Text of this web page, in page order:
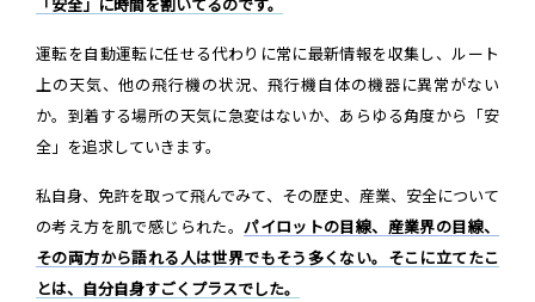
「安全」に時間を割いてるのです。
運転を自動運転に任せる代わりに常に最新情報を収集し、ルート
上の天気、他の飛行機の状況、飛行機自体の機器に異常がない
か。到着する場所の天気に急変はないか、あらゆる角度から「安
全」を追求していきます。
私自身、免許を取って飛んでみて、その歴史、産業、安全について
の考え方を肌で感じられた。 パイロットの目線、産業界の目線、
その両方から語れる人は世界でもそう多くない。そこに立てたこ
とは、自分自身すごくプラスでした。